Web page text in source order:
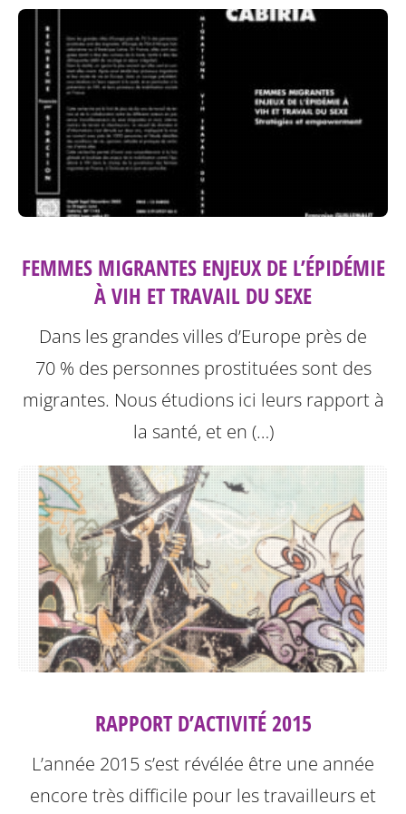
FEMMES MIGRANTES ENJEUX DE L’ÉPIDÉMIE
À VIH ET TRAVAIL DU SEXE
Dans les grandes villes d’Europe près de
70 % des personnes prostituées sont des
migrantes. Nous étudions ici leurs rapport à
la santé, et en (…)
RAPPORT D’ACTIVITÉ 2015
L’année 2015 s’est révélée être une année
encore très difficile pour les travailleurs et